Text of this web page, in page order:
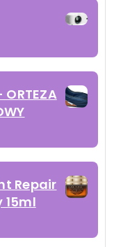
ORTEZA
Repair
15ml